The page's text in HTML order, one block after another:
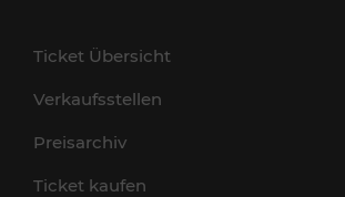
Ticket Übersicht
Verkaufsstellen
Preisarchiv
Ticket kaufen